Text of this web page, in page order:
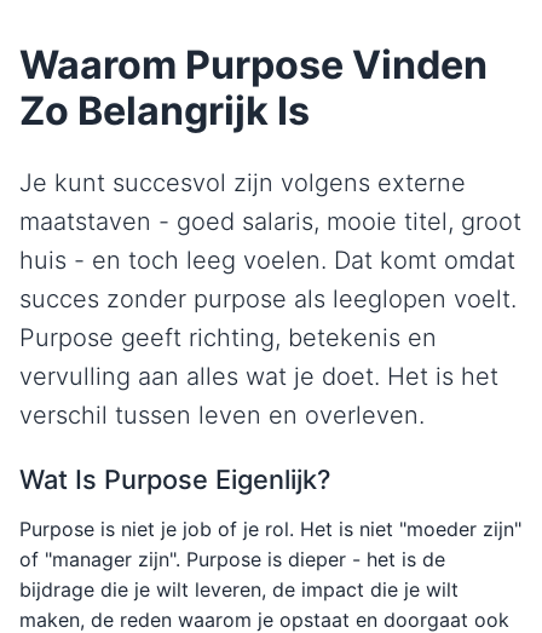
Waarom Purpose Vinden
Zo Belangrijk Is
Je kunt succesvol zijn volgens externe
maatstaven - goed salaris, mooie titel, groot
huis - en toch leeg voelen. Dat komt omdat
succes zonder purpose als leeglopen voelt.
Purpose geeft richting, betekenis en
vervulling aan alles wat je doet. Het is het
verschil tussen leven en overleven.
Wat Is Purpose Eigenlijk?
Purpose is niet je job of je rol. Het is niet "moeder zijn"
of "manager zijn". Purpose is dieper - het is de
bijdrage die je wilt leveren, de impact die je wilt
maken, de reden waarom je opstaat en doorgaat ook